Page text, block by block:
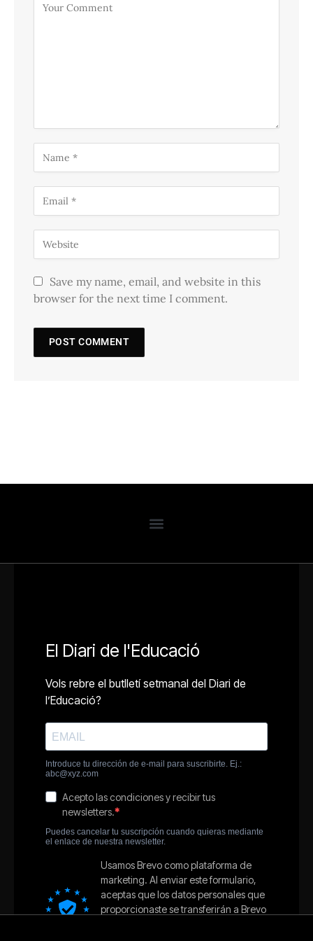
Save my name, email, and website in this
browser for the next time I comment.